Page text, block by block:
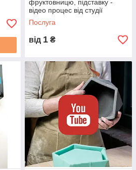
фруктовницю, підставку -
відео процес від студії
@Titanium.ua
Послуга
від 1 ₴